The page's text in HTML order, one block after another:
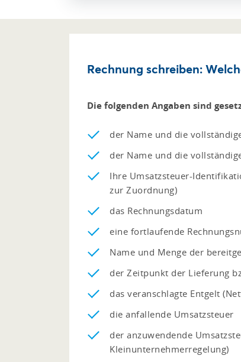
Rechnung schreiben:
Die folgenden Angaben sind
der Name und die
der Name und die
Ihre Umsatzsteuer-
zur Zuordnung)
das Rechnungsdatum
eine fortlaufende
Name und Menge der
der Zeitpunkt der Lieferung
das veranschlagte Entgelt
die anfallende Umsatzsteuer
der anzuwendende
Kleinunternehmerregelung)